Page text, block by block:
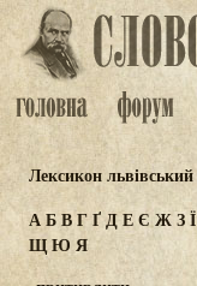
Лексикон львівський
АБВГҐДЕЄ ЖЗЇ
ЩЮ Я